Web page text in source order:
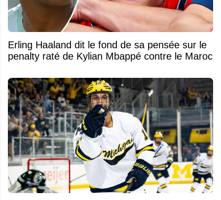
Erling Haaland dit le fond de sa pensée sur le
penalty raté de Kylian Mbappé contre le Maroc